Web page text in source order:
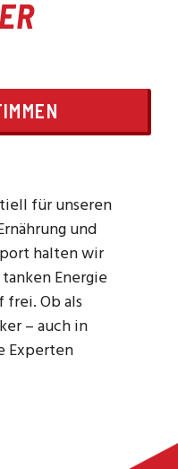
für unseren
und
halten wir
Energie
Ob als
– auch in
Experten